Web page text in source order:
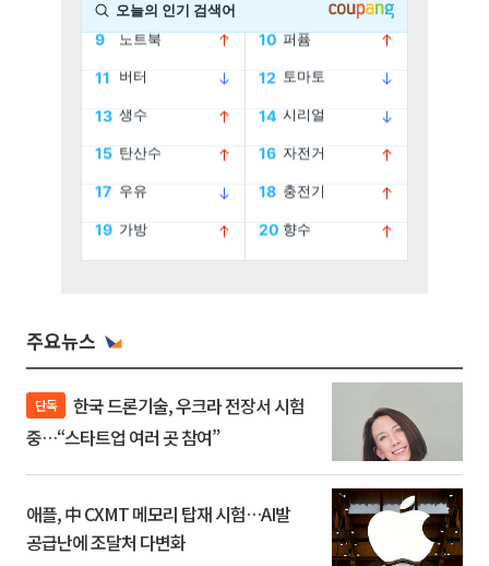
주요뉴스
단독
중…“스타트업 여러 곳 참여”
애플, 中 CXMT 메모리 탑재 시험…AI발
공급난에 조달처 다변화